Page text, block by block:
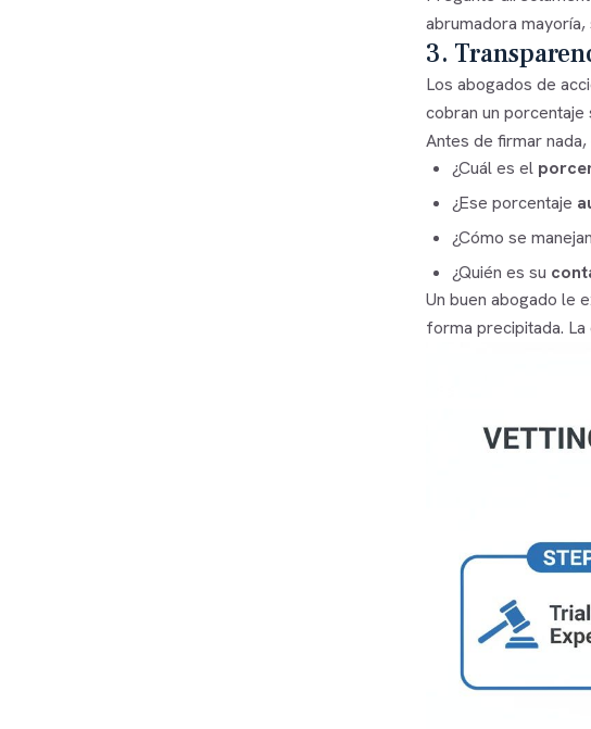
abrumadora mayoría,
3.
Los abogados de
cobran un porcentaje
Antes de firmar
¿Cuál es el
¿Ese porcentaje
¿Cómo se
¿Quién es su
Un buen abogado le
forma precipitada.